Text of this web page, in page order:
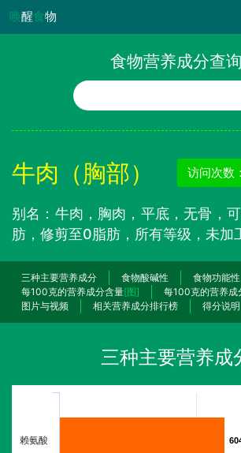
唤醒食物
食物营养成分查询
食物名称
牛肉（胸部） 访问次数
别名：牛肉，胸肉，平底，无骨，
肪，修剪至0脂肪，所有等级，未加
三种主要营养成分 食物酸碱性
食物功能性
每100克的营养成分含量[图] 每100克的营养成
图片与视频
相关营养成分排行榜 得分说明
三种主要营养成
赖氨酸